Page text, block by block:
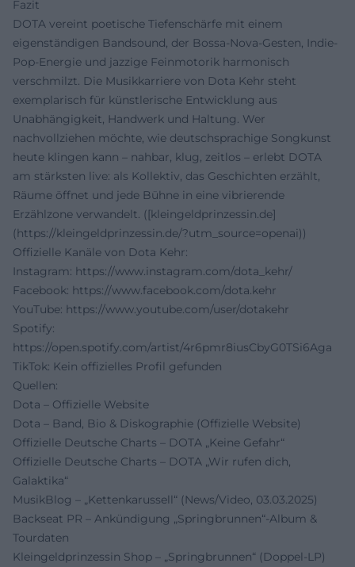
Fazit
DOTA vereint poetische Tiefenschärfe mit einem
eigenständigen Bandsound, der Bossa-Nova-Gesten, Indie-
Pop-Energie und jazzige Feinmotorik harmonisch
verschmilzt. Die Musikkarriere von Dota Kehr steht
exemplarisch für künstlerische Entwicklung aus
Unabhängigkeit, Handwerk und Haltung. Wer
nachvollziehen möchte, wie deutschsprachige Songkunst
heute klingen kann – nahbar, klug, zeitlos – erlebt DOTA
am stärksten live: als Kollektiv, das Geschichten erzählt,
Räume öffnet und jede Bühne in eine vibrierende
Erzählzone verwandelt. ([kleingeldprinzessin.de]
(https://kleingeldprinzessin.de/?utm_source=openai))
Offizielle Kanäle von Dota Kehr:
Instagram: https://www.instagram.com/dota_kehr/
Facebook: https://www.facebook.com/dota.kehr
YouTube: https://www.youtube.com/user/dotakehr
Spotify:
https://open.spotify.com/artist/4r6pmr8iusCbyG0TSi6Aga
TikTok: Kein offizielles Profil gefunden
Quellen:
Dota – Offizielle Website
Dota – Band, Bio & Diskographie (Offizielle Website)
Offizielle Deutsche Charts – DOTA „Keine Gefahr“
Offizielle Deutsche Charts – DOTA „Wir rufen dich,
Galaktika“
MusikBlog – „Kettenkarussell“ (News/Video, 03.03.2025)
Backseat PR – Ankündigung „Springbrunnen“-Album &
Tourdaten
Kleingeldprinzessin Shop – „Springbrunnen“ (Doppel-LP)